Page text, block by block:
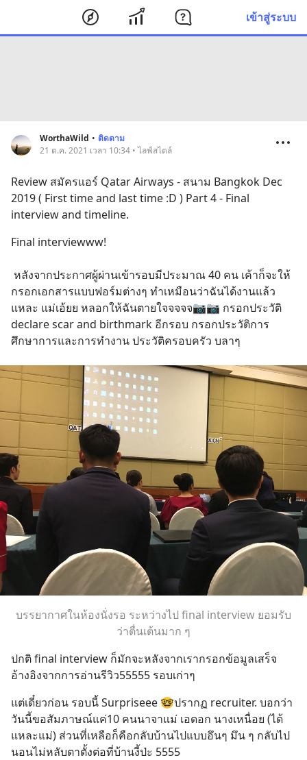
เข้าสู่ระบบ
WorthaWild • ติดตาม
21 ต.ค. 2021 เวลา 10:34 • ไลฟ์สไตล์
Review สมัครแอร์ Qatar Airways - สนาม Bangkok Dec
2019 ( First time and last time :D ) Part 4 - Final
interview and timeline.
Final interviewww!
กรอกเอกสารแบบฟอร์มต่างๆ ทำเหมือนว่าฉันได้งานแล้ว
แหละ แม่เอ้ยย หลอกให้ฉันตายใจจจจจ📷📷 กรอกประวัติ
declare scar and birthmark อีกรอบ กรอกประวัติการ
ศึกษาการและการทำงาน ประวัติครอบครัว บลาๆ
บรรยากาศในห้องนั่งรอ ระหว่างไป final interview ยอมรับ
ว่าตื่นเต้นมาก ๆ
ปกติ final interview ก็มักจะหลังจากเรากรอกข้อมูลเสร็จ
อ้างอิงจากการอ่านรีวิว55555 รอบเก่าๆ
แต่เดี๋ยวก่อน รอบนี้ Surpriseee 🤓ปรากฏ recruiter. บอกว่า
วันนี้ขอสัมภาษณ์แค่10 คนนาจาแม่ เอดอก นางเหนื่อย (ได้
แหละแม่) ส่วนที่เหลือก็คือกลับบ้านไปแบบอึนๆ มึน ๆ กลับไป
นอนไม่หลับตาตั้งต่อที่บ้านงี้ป่ะ 5555